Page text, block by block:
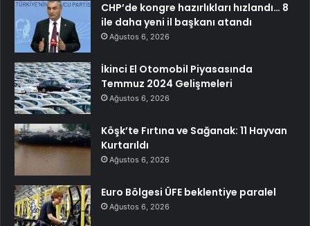
CHP’de kongre hazırlıkları hızlandı… 8
ile daha yeni il başkanı atandı
Ağustos 6, 2026
İkinci El Otomobil Piyasasında
Temmuz 2024 Gelişmeleri
Ağustos 6, 2026
Köşk’te Fırtına ve Sağanak: 11 Hayvan
Kurtarıldı
Ağustos 6, 2026
Euro Bölgesi ÜFE beklentiye paralel
Ağustos 6, 2026